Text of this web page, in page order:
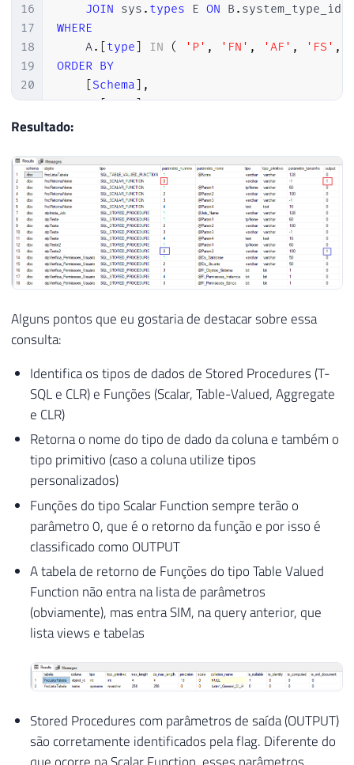
44
45
46
47
INSERT
SELECT
[ object_id [name ] FROM sys
RETURN
16
17
18
19
20
21
22
JOIN sys . types E ON B . system_type_id
WHERE
    A
. type IN ( 'P' , 'FN' , 'AF' , 'FS' ,
ORDER BY
Schema
,
    A
.[name],
    B
Resultado:
Alguns pontos que eu gostaria de destacar sobre essa
consulta:
Identifica os tipos de dados de Stored Procedures (T-
SQL e CLR) e Funções (Scalar, Table-Valued, Aggregate
e CLR)
Retorna o nome do tipo de dado da coluna e também o
tipo primitivo (caso a coluna utilize tipos
personalizados)
Funções do tipo Scalar Function sempre terão o
parâmetro 0, que é o retorno da função e por isso é
classificado como OUTPUT
A tabela de retorno de Funções do tipo Table Valued
Function não entra na lista de parâmetros
(obviamente), mas entra SIM, na query anterior, que
lista views e tabelas
Stored Procedures com parâmetros de saída (OUTPUT)
são corretamente identificados pela flag. Diferente do